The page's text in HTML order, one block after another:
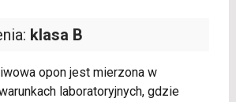
klasa B
opon jest mierzona w
laboratoryjnych, gdzie